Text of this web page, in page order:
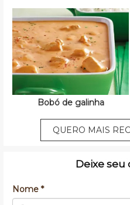
Bobó de galinha
QUERO MAIS
Deixe
Nome *